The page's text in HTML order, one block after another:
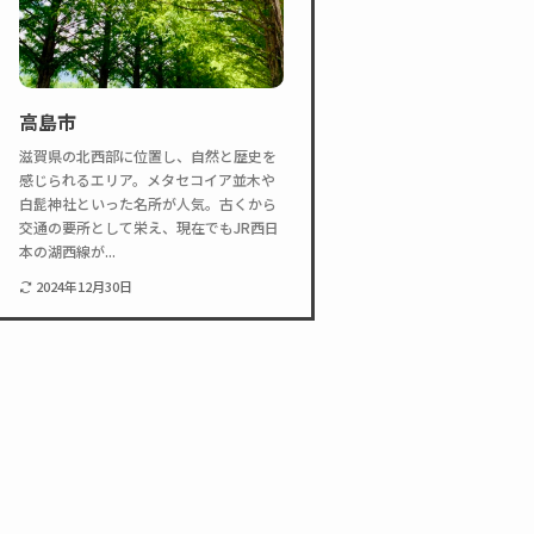
高島市
滋賀県の北西部に位置し、自然と歴史を
感じられるエリア。メタセコイア並木や
白髭神社といった名所が人気。古くから
交通の要所として栄え、現在でもJR西日
本の湖西線が...
2024年12月30日